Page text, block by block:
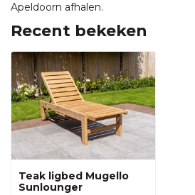
Apeldoorn afhalen.
Recent bekeken
Teak ligbed Mugello
Sunlounger